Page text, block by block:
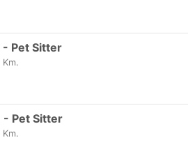
- Pet Sitter
Km.
- Pet Sitter
Km.